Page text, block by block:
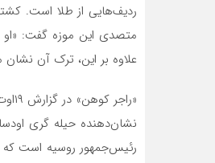
متصدی این موزه گفت:
علاوه بر این، ترک آن
نشان‌دهنده حیله گری
رئیس‌جمهور روسیه است که